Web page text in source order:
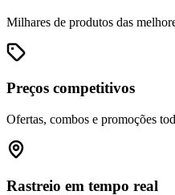
Milhares de produtos das
Preços competitivos
Ofertas, combos e promoções
Rastreio em tempo real